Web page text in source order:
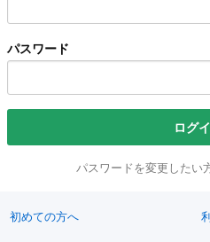
パスワード
ログ
パスワードを変更したい
初めての方へ